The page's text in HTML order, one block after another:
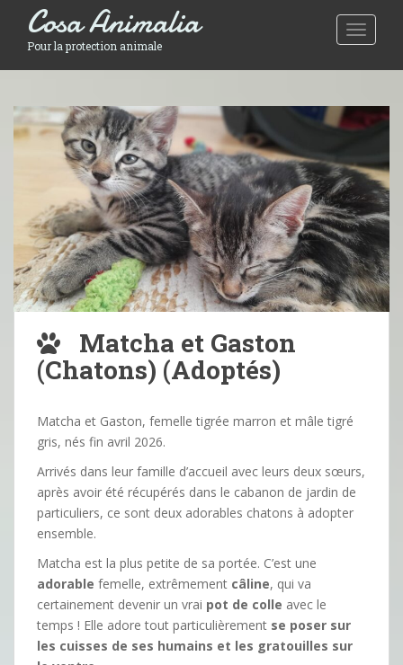
Toggle
Cosa Animalia
Pour la protection animale
Matcha et Gaston
(Chatons) (Adoptés)
Matcha et Gaston, femelle tigrée marron et mâle tigré
gris, nés fin avril 2026.
Arrivés dans leur famille d’accueil avec leurs deux sœurs,
après avoir été récupérés dans le cabanon de jardin de
particuliers, ce sont deux adorables chatons à adopter
ensemble.
Matcha est la plus petite de sa portée. C’est une
adorable femelle, extrêmement câline, qui va
certainement devenir un vrai pot de colle avec le
temps ! Elle adore tout particulièrement se poser sur
les cuisses de ses humains et les gratouilles sur